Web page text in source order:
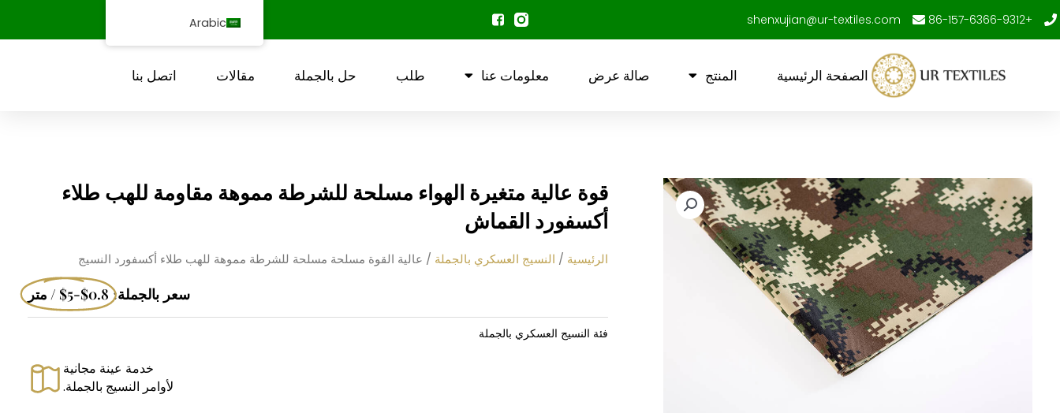
تخطى
الى
+86-157-6366-9312
shenxujian@ur-textiles.com
الصفحة الرئيسية المنتج صالة عرض معلومات عنا طلب حل بالجملة مقالات اتصل بنا
قوة عالية متغيرة الهواء مسلحة للشرطة مموهة مقاومة للهب طلاء
أكسفورد القماش
الرئيسية / النسيج العسكري بالجملة / عالية القوة مسلحة مسلحة للشرطة مموهة للهب طلاء أكسفورد النسيج
سعر بالجملة: $0.8-$5 / متر
فئة النسيج العسكري بالجملة
خدمة عينة مجانية
لأوامر النسيج بالجملة.
Arabic